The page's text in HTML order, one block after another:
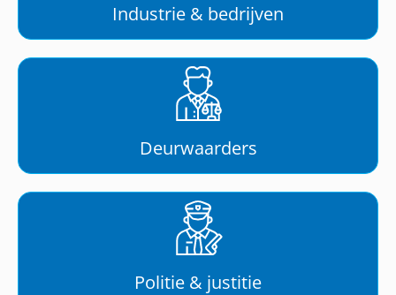
Industrie & bedrijven
Deurwaarders
Politie & justitie